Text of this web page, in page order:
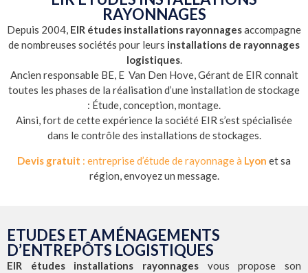
RAYONNAGES
Depuis 2004, EIR études installations rayonnagesaccompagne
de nombreuses sociétés pour leurs installations de rayonnages
logistiques.
Ancien responsable BE, E Van Den Hove, Gérant de EIR connait
toutes les phases de la réalisation d’une installation de stockage
: Étude, conception, montage.
Ainsi, fort de cette expérience la société EIR s’est spécialisée
dans le contrôle des installations de stockages.
Devis gratuit : entreprise d’étude de rayonnage à Lyon et sa
région, envoyez un message.
ETUDES ET AMÉNAGEMENTS
D’ENTREPÔTS LOGISTIQUES
EIR études installations rayonnages vous propose son